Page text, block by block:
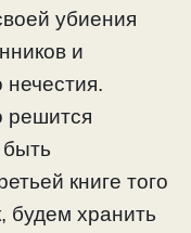
убиения
и
нечестия.
решится
книге того
будем хранить